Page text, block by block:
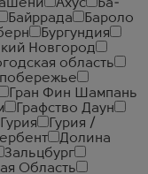
Ахус
Ба-
Байррада
Бароло
Бургундия
Новгород
область
Гран Фин Шампань
Графство Даун
Гурия
Гурия /
Долина
Зальцбург
Область